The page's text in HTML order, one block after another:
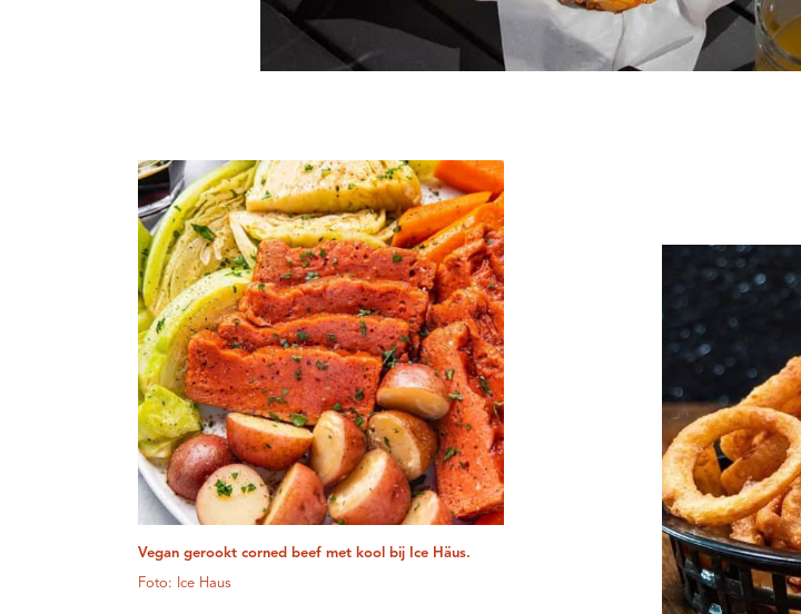
Vegan gerookt corned beef met kool bij Ice Häus.
Foto: Ice Haus